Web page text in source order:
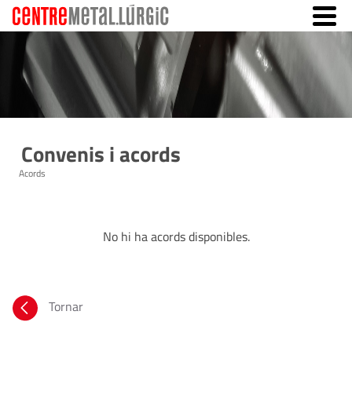
Convenis i acords
Acords
No hi ha acords disponibles.
Tornar